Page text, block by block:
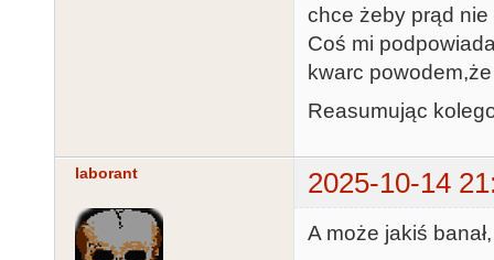
chce żeby prąd nie
Coś mi
kwarc
Reasumując
laborant 2025-10-14
A może jakiś